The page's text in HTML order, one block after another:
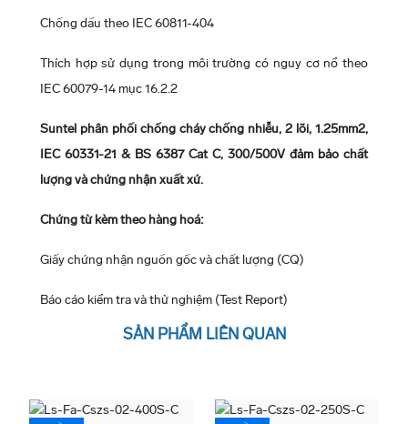
Chống dầu theo IEC 60811-404
Thích hợp sử dụng trong môi trường có nguy cơ nổ theo
IEC 60079-14 mục 16.2.2
Suntel phân phối chống cháy chống nhiễu, 2 lõi, 1.25mm2,
IEC 60331-21 & BS 6387 Cat C, 300/500V đảm bảo chất
lượng và chứng nhận xuất xứ.
Chứng từ kèm theo hàng hoá:
Giấy chứng nhận nguồn gốc và chất lượng (CQ)
Báo cáo kiểm tra và thử nghiệm (Test Report)
Thông số kỹ thuật
Hãng sản xuất: LS Cable & System (Hàn Quốc)
5 Người đánh giáSẢN PHẨM LIÊN QUAN